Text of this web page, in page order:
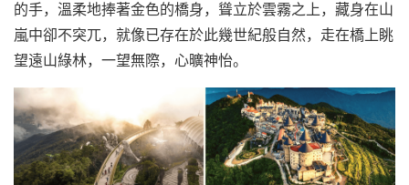
的手，溫柔地捧著金色的橋身，聳立於雲霧之上，藏身在山
嵐中卻不突兀，就像已存在於此幾世紀般自然，走在橋上眺
望遠山綠林，一望無際，心曠神怡。